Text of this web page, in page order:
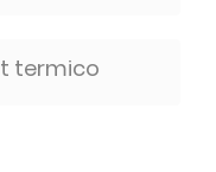
termico